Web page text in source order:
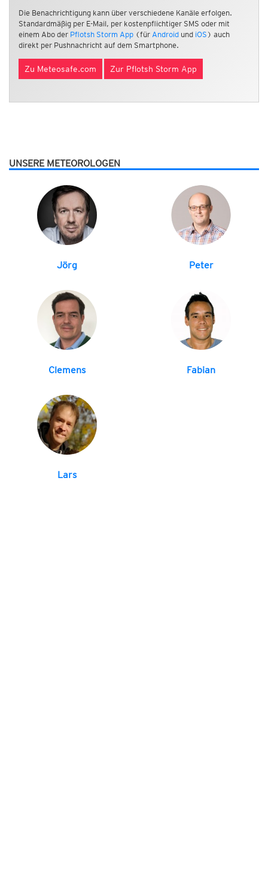
Die Benachrichtigung kann über verschiedene Kanäle erfolgen.
Standardmäßig per E-Mail, per kostenpflichtiger SMS oder mit
einem Abo der Pflotsh Storm App (für Android und iOS ) auch
direkt per Pushnachricht auf dem Smartphone.
Zu Meteosafe.com Zur Pflotsh Storm App
UNSERE METEOROLOGEN
Jörg Peter
Clemens Fabian
Lars